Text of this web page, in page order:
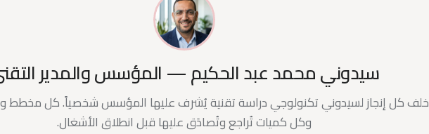
سيدوني محمد عبد الحكيم — المؤسس والمدير
خلف كل إنجاز لسيدوني تكنولوجي دراسة تقنية يُشرف عليها المؤسس شخصياً. كل
وكل كميات تُراجع وتُصادَق عليها قبل انطلاق الأشغال.